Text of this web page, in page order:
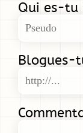
Qui es-tu
Blogues-